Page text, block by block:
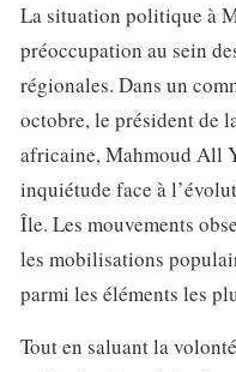
La situation politique à
préoccupation au sein
régionales. Dans un
octobre, le président de
africaine, Mahmoud All
inquiétude face à
Île. Les mouvements
les mobilisations
parmi les éléments les
Tout en saluant la